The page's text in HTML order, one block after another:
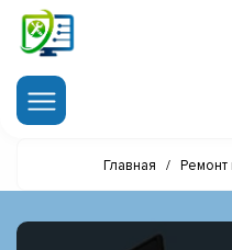
Главная / Ремонт